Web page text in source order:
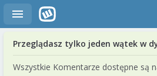
Przeglądasz tylko jeden wątek w
Wszystkie Komentarze dostępne są